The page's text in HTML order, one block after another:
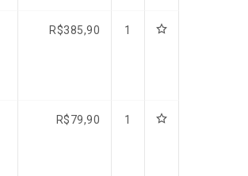
R$385,90 1
R$79,90 1